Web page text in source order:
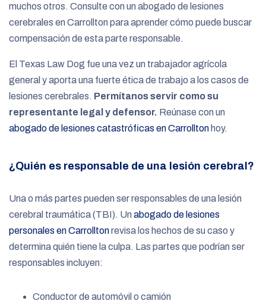
muchos otros. Consulte con un abogado de lesiones
cerebrales en Carrollton para aprender cómo puede buscar
compensación de esta parte responsable.
El Texas Law Dog fue una vez un trabajador agrícola
general y aporta una fuerte ética de trabajo a los casos de
lesiones cerebrales. Permítanos servir como su
representante legal y defensor. Reúnase con un
abogado de lesiones catastróficas en Carrollton hoy.
¿Quién es responsable de una lesión cerebral?
Una o más partes pueden ser responsables de una lesión
cerebral traumática (TBI). Un abogado de lesiones
personales en Carrolltonrevisa los hechos de su caso y
determina quién tiene la culpa. Las partes que podrían ser
responsables incluyen:
Conductor de automóvil o camión